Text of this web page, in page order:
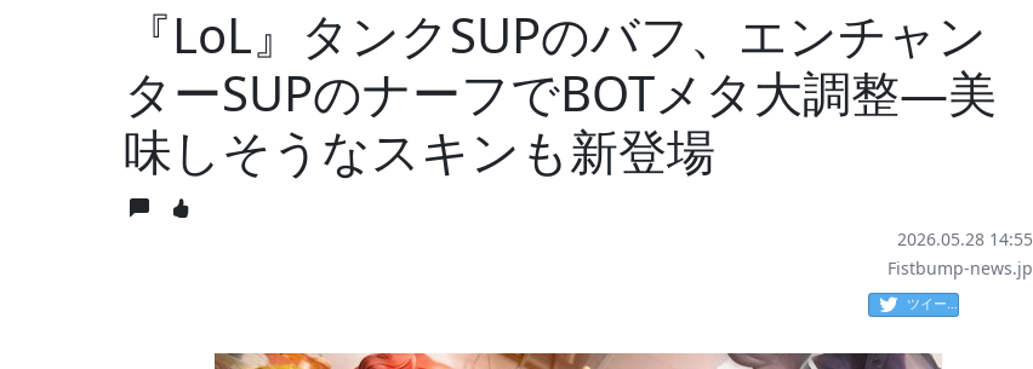
『LoL』タンクSUPのバフ、エンチャン
ターSUPのナーフでBOTメタ大調整―美
味しそうなスキンも新登場
2026.05.28 14:55
Fistbump-news.jp
ツイート